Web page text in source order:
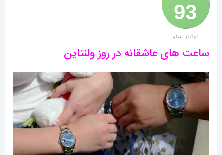
93
/ 100
امتیاز سئو
ساعت های عاشقانه در روز ولنتاین